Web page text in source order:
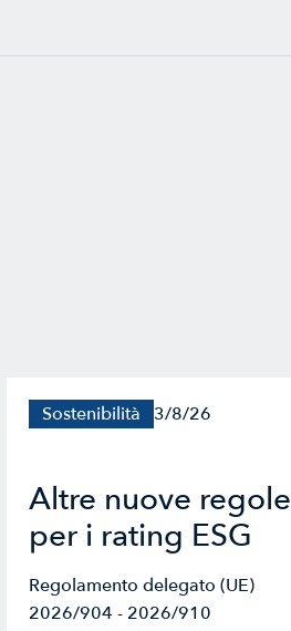
Sostenibilità 3/8/26
Altre nuove regole
per i rating ESG
Regolamento delegato (UE)
2026/904 - 2026/910